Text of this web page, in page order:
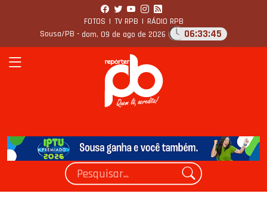
FOTOS | TV RPB | RÁDIO RPB
Sousa/PB - dom, 09 de ago de 2026 06:33:46